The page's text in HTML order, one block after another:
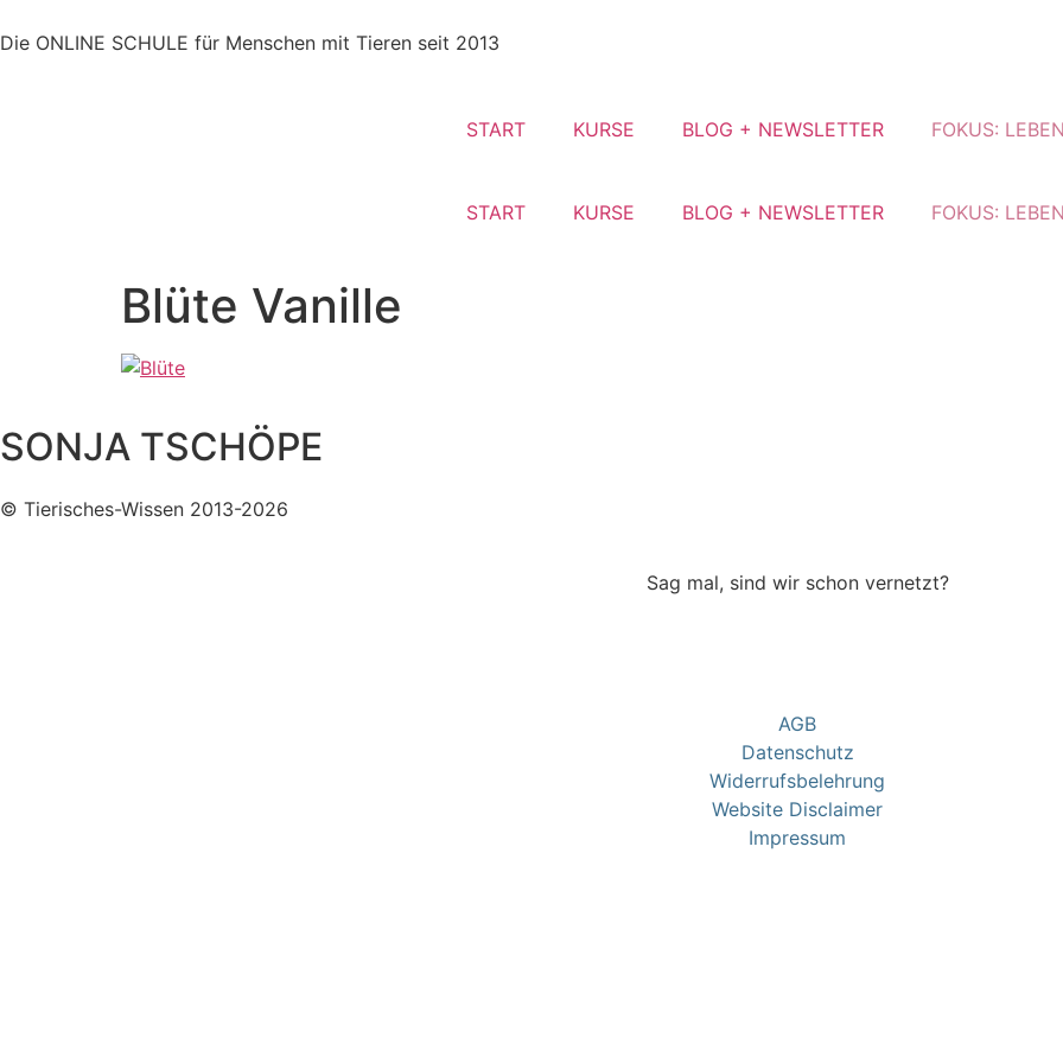
Die ONLINE SCHULE für Menschen mit Tieren seit 2013
START KURSE BLOG + NEWSLETTER FOKUS:
START KURSE BLOG + NEWSLETTER FOKUS:
Blüte Vanille
SONJA TSCHÖPE
© Tierisches-Wissen 2013-2026
Sag mal, sind wir schon vernetzt?
AGB
Datenschutz
Widerrufsbelehrung
Website Disclaimer
Impressum